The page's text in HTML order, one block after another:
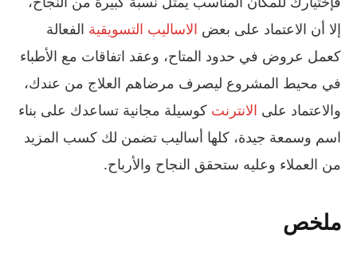
إلا أن الاعتماد على بعض الاساليب التسويقية الفعالة
كعمل عروض في حدود المتاح، وعقد اتفاقات مع الأطباء
في محيط المشروع ليصرف مرضاهم العلاج من عندك،
والاعتماد على الانترنت كوسيلة مجانية تساعدك على بناء
اسم وسمعة جيدة، كلها أساليب تضمن لك كسب المزيد
من العملاء وعليه ستحقق النجاح والأرباح.
ملخص